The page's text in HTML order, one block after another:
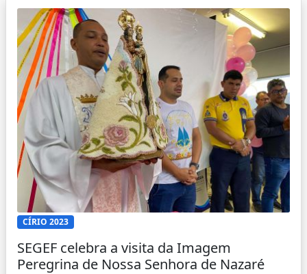
CÍRIO 2023
SEGEF celebra a visita da Imagem
Peregrina de Nossa Senhora de Nazaré